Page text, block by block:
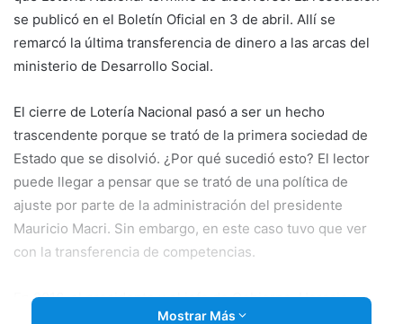
se publicó en el Boletín Oficial en 3 de abril. Allí se
remarcó la última transferencia de dinero a las arcas del
ministerio de Desarrollo Social.
El cierre de Lotería Nacional pasó a ser un hecho
trascendente porque se trató de la primera sociedad de
Estado que se disolvió. ¿Por qué sucedió esto? El lector
puede llegar a pensar que se trató de una política de
ajuste por parte de la administración del presidente
Mauricio Macri. Sin embargo, en este caso tuvo que ver
con la transferencia de competencias.
En 2016, el presidente y el jefe de Gobierno, Horacio
Mostrar Más